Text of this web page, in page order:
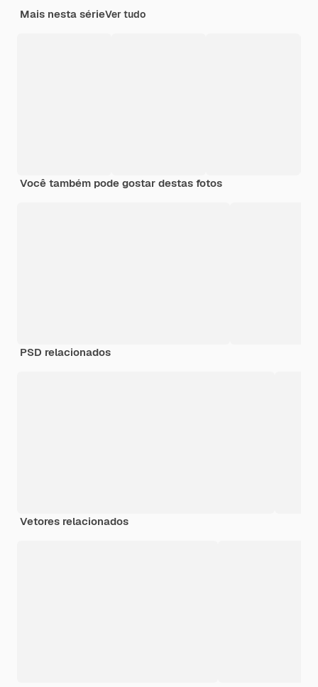
Mais nesta sérieVer tudo
Você também pode gostar destas fotos
PSD relacionados
Vetores relacionados